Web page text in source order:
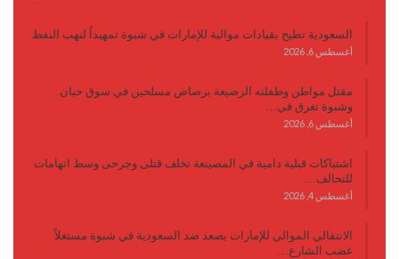
السعودية تطيح بقيادات موالية للإمارات في شبوة تمهيداً لنهب النفط
أغسطس 6, 2026
مقتل مواطن وطفلته الرضيعة برصاص مسلحين في سوق حبان..
وشبوة تغرق في…
أغسطس 6, 2026
اشتباكات قبلية دامية في المصينعة تخلف قتلى وجرحى وسط اتهامات
للتحالف…
أغسطس 4, 2026
الانتقالي الموالي للإمارات يصعد ضد السعودية في شبوة مستغلاً
غضب الشارع…